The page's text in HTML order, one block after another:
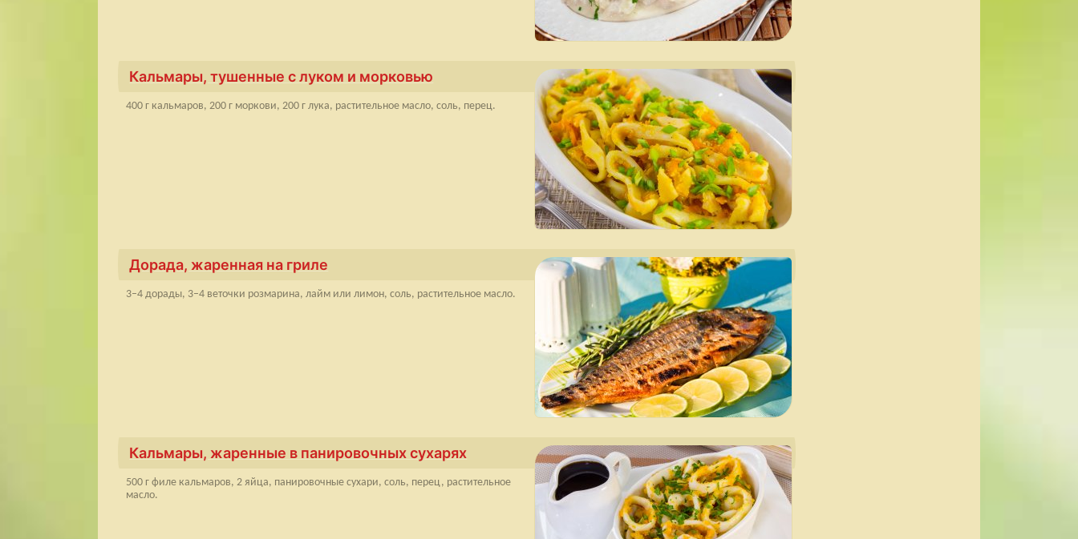
Кальмары, тушенные с луком и морковью
400 г кальмаров, 200 г моркови, 200 г лука, растительное масло, соль, перец.
Дорада, жаренная на гриле
3–4 дорады, 3–4 веточки розмарина, лайм или лимон, соль, растительное масло.
Кальмары, жаренные в панировочных сухарях
500 г филе кальмаров, 2 яйца, панировочные сухари, соль, перец, растительное
масло.